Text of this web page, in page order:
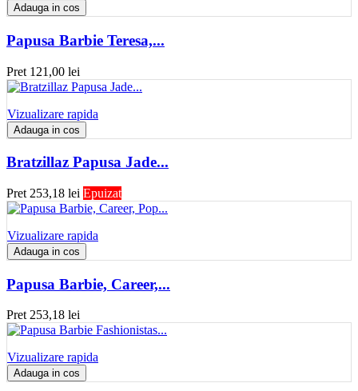
Adauga in cos
Papusa Barbie Teresa,...
Pret 121,00 lei
Vizualizare rapida
Adauga in cos
Bratzillaz Papusa Jade...
Pret 253,18 lei Epuizat
Vizualizare rapida
Adauga in cos
Papusa Barbie, Career,...
Pret 253,18 lei
Vizualizare rapida
Adauga in cos